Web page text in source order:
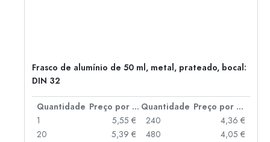
Frasco de alumínio de 50 ml, metal, prateado, bocal:
DIN 32
Quantidade Preço por peça Quantidade
Preço por peça
1
5,55 €
20
5,39 €
240
4,36 €
480
4,05 €